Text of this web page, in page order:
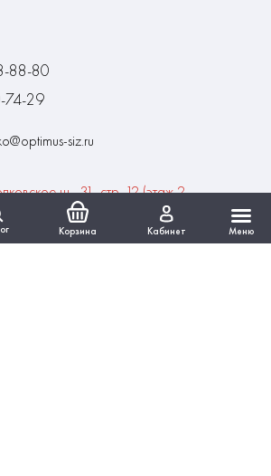
Корзина Кабинет Меню
88-80
74-29
siz.ru
ш., 31, стр. 12 (этаж 2,